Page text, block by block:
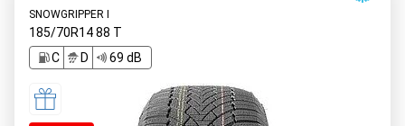
SNOWGRIPPER I
185/70R1488 T
C
D 69 dB